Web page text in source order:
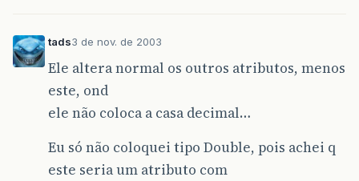
tads3 de nov. de 2003
Ele altera normal os outros atributos, menos
este, ond
ele não coloca a casa decimal…
Eu só não coloquei tipo Double, pois achei q
este seria um atributo com